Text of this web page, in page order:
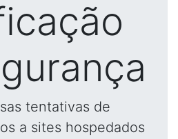
tentativas de
a sites hospedados